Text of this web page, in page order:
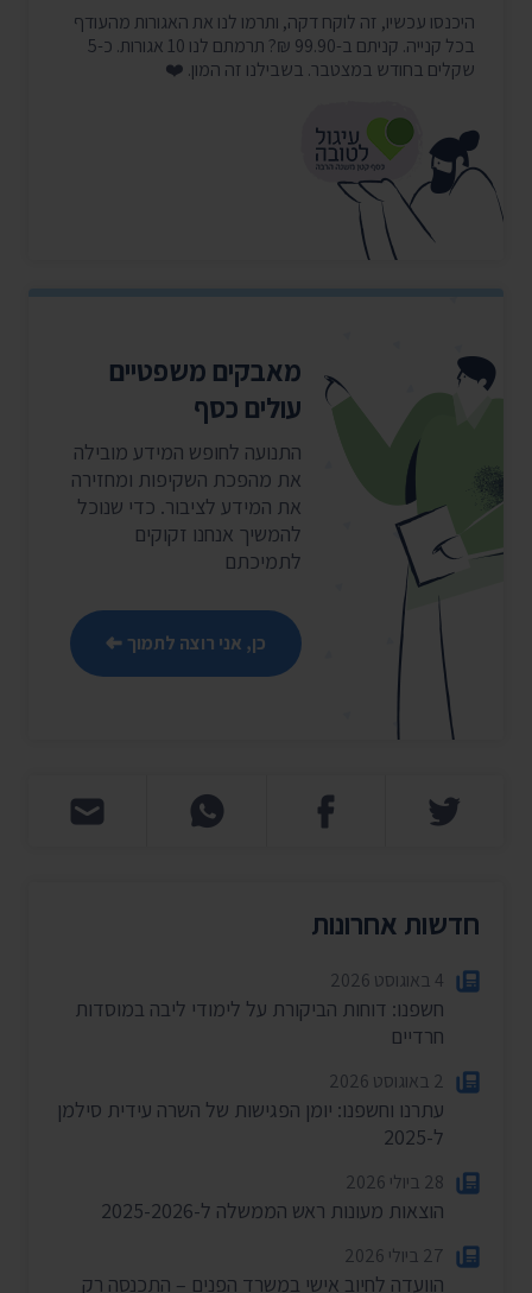
היכנסו עכשיו, זה לוקח דקה, ותרמו לנו את האגורות מהעודף
בכל קנייה. קניתם ב-99.90 ₪? תרמתם לנו 10 אגורות. כ-5
שקלים בחודש במצטבר. בשבילנו זה המון. ❤️
מאבקים משפטיים
עולים כסף
התנועה לחופש המידע מובילה
את מהפכת השקיפות ומחזירה
את המידע לציבור. כדי שנוכל
להמשיך אנחנו זקוקים
לתמיכתם
כן, אני רוצה לתמוך
חדשות אחרונות
4 באוגוסט 2026
חשפנו: דוחות הביקורת על לימודי ליבה במוסדות
חרדיים
2 באוגוסט 2026
עתרנו וחשפנו: יומן הפגישות של השרה עידית סילמן
ל-2025
28 ביולי 2026
הוצאות מעונות ראש הממשלה ל-2025-2026
27 ביולי 2026
הוועדה לחיוב אישי במשרד הפנים – התכנסה רק